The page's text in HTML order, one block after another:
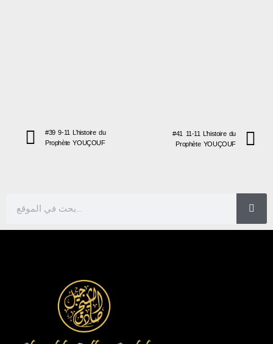
#39 9-11 L’histoire du
Prophète YOUÇOUF
#41 11-11 L’histoire du
Prophète YOUÇOUF